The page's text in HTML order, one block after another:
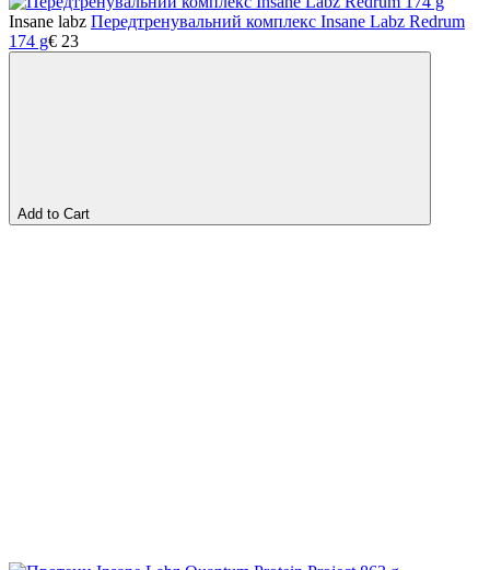
Insane labz Передтренувальний комплекс Insane Labz Redrum
174 g€ 23
Add to Cart